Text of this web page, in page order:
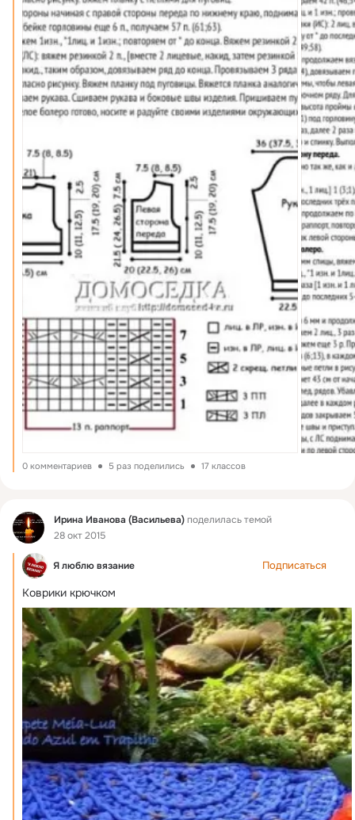
0 комментариев 5 раз поделились 17 классов
Фид Ирина Иванова (Васильева)поделилась темой
28 окт 2015
Я люблю вязание Подписаться
Коврики крючком